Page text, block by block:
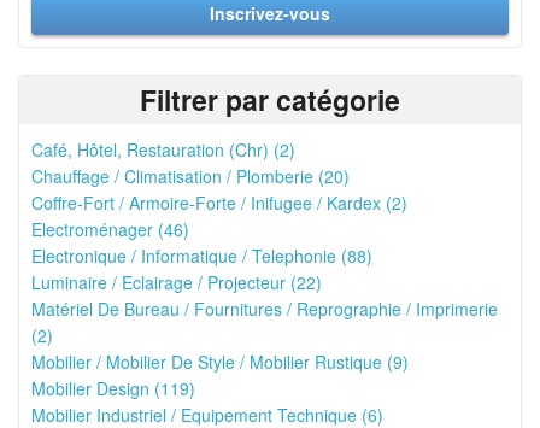
Inscrivez-vous
Filtrer par catégorie
Café, Hôtel, Restauration (Chr) (2)
Chauffage / Climatisation / Plomberie (20)
Coffre-Fort / Armoire-Forte / Inifugee / Kardex (2)
Electroménager (46)
Electronique / Informatique / Telephonie (88)
Luminaire / Eclairage / Projecteur (22)
Matériel De Bureau / Fournitures / Reprographie / Imprimerie
(2)
Mobilier / Mobilier De Style / Mobilier Rustique (9)
Mobilier Design (119)
Mobilier Industriel / Equipement Technique (6)